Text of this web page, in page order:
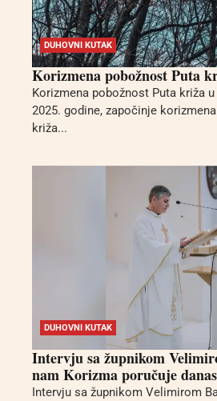
DUHOVNI KUTAK
Korizmena pobožnost Puta
Korizmena pobožnost Puta križa
2025. godine, započinje
križa...
DUHOVNI KUTAK
Intervju sa župnikom
nam Korizma poručuje
Intervju sa župnikom Velimirom